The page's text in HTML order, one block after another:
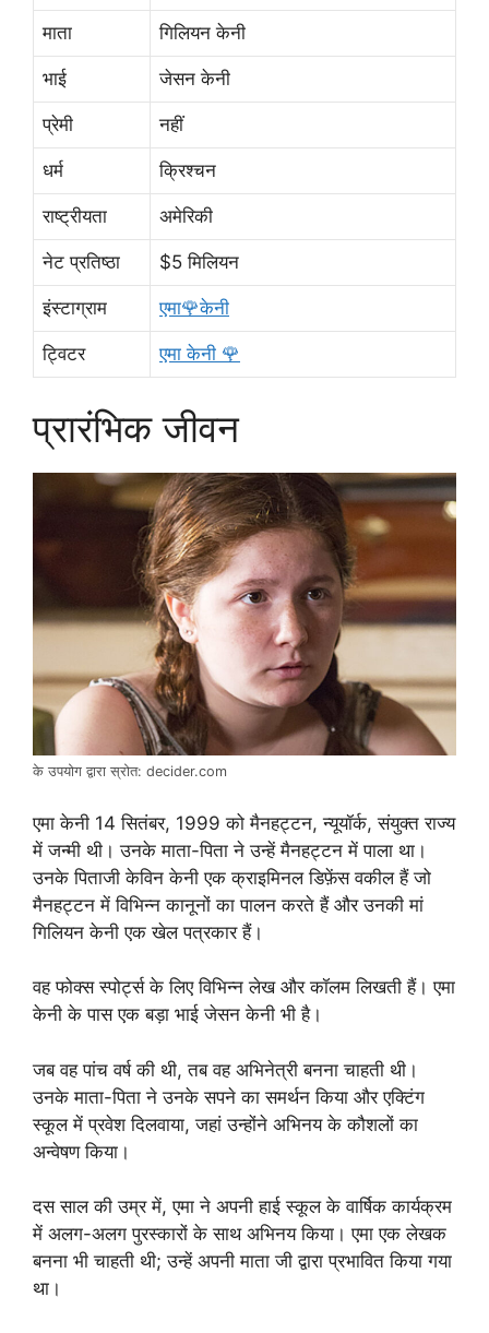
माता गिलियन केनी
भाई जेसन केनी
प्रेमी नहीं
धर्म क्रिश्चन
राष्ट्रीयता अमेरिकी
नेट प्रतिष्ठा $5 मिलियन
इंस्टाग्राम एमा🌹केनी
ट्विटर एमा केनी 🌹
प्रारंभिक जीवन
के उपयोग द्वारा स्रोत: decider.com
एमा केनी 14 सितंबर, 1999 को मैनहट्टन, न्यूयॉर्क, संयुक्त राज्य
में जन्मी थी। उनके माता-पिता ने उन्हें मैनहट्टन में पाला था।
उनके पिताजी केविन केनी एक क्राइमिनल डिफ़ेंस वकील हैं जो
मैनहट्टन में विभिन्न कानूनों का पालन करते हैं और उनकी मां
गिलियन केनी एक खेल पत्रकार हैं।
वह फोक्स स्पोर्ट्स के लिए विभिन्न लेख और कॉलम लिखती हैं। एमा
केनी के पास एक बड़ा भाई जेसन केनी भी है।
जब वह पांच वर्ष की थी, तब वह अभिनेत्री बनना चाहती थी।
उनके माता-पिता ने उनके सपने का समर्थन किया और एक्टिंग
स्कूल में प्रवेश दिलवाया, जहां उन्होंने अभिनय के कौशलों का
अन्वेषण किया।
दस साल की उम्र में, एमा ने अपनी हाई स्कूल के वार्षिक कार्यक्रम
में अलग-अलग पुरस्कारों के साथ अभिनय किया। एमा एक लेखक
बनना भी चाहती थी; उन्हें अपनी माता जी द्वारा प्रभावित किया गया
था।